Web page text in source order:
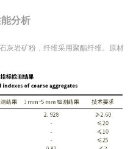
分析
灰岩矿粉，纤维采用聚酯纤维。原材